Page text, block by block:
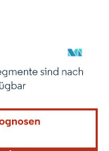
Namensnennung